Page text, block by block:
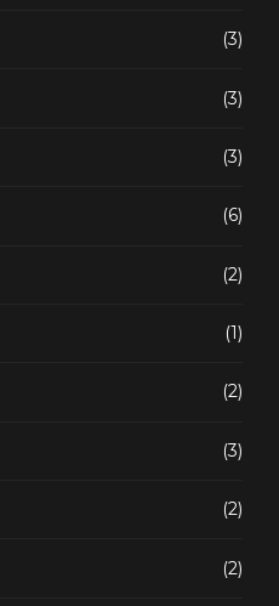
(3)
(3)
(3)
(6)
(2)
(1)
(2)
(3)
(2)
(2)